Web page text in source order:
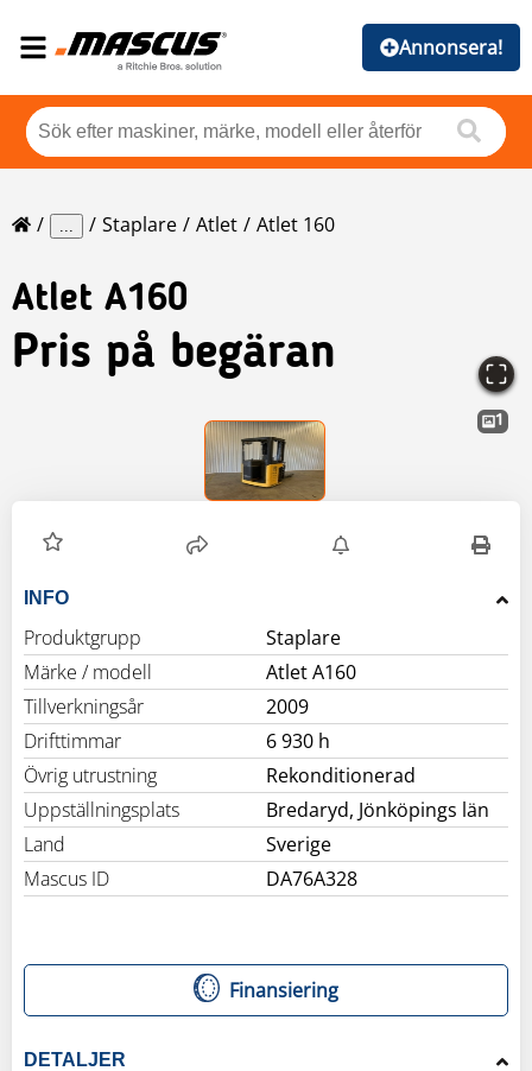
Annonsera!
... Staplare Atlet Atlet 160
Atlet A160
Pris på begäran
1
INFO
Produktgrupp
Staplare
Märke / modell
Atlet A160
Tillverkningsår
2009
Drifttimmar
6 930 h
Övrig utrustning
Rekonditionerad
Uppställningsplats
Bredaryd, Jönköpings län
Land
Sverige
Mascus ID
DA76A328
Finansiering
DETALJER